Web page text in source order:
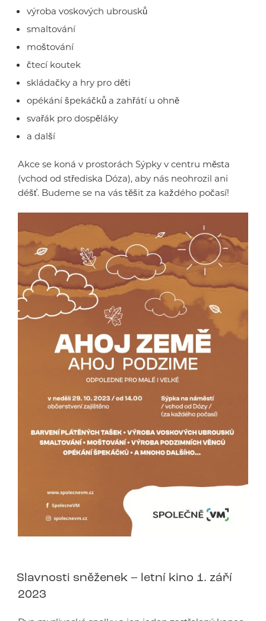
výroba voskových ubrousků
smaltování
moštování
čtecí koutek
skládačky a hry pro děti
opékání špekáčků a zahřátí u ohně
svařák pro dospěláky
a další
Akce se koná v prostorách Sýpky v centru města
(vchod od střediska Dóza), aby nás neohrozil ani
déšť. Budeme se na vás těšit za každého počasí!
Slavnosti sněženek – letní kino 1. září
2023